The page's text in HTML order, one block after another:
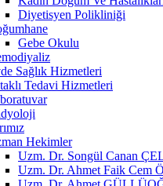
Diyetisyen Polikliniği
Gebe Okulu
Sağlık Hizmetleri
Tedavi Hizmetleri
Hekimler
Uzm. Dr. Songül Canan
Uzm. Dr. Ahmet Faik Cem